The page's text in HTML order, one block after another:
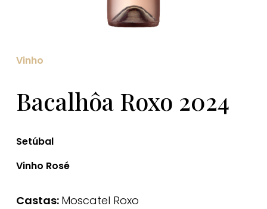
Vinho
Bacalhôa Roxo 2024
Setúbal
Vinho Rosé
Castas: Moscatel Roxo